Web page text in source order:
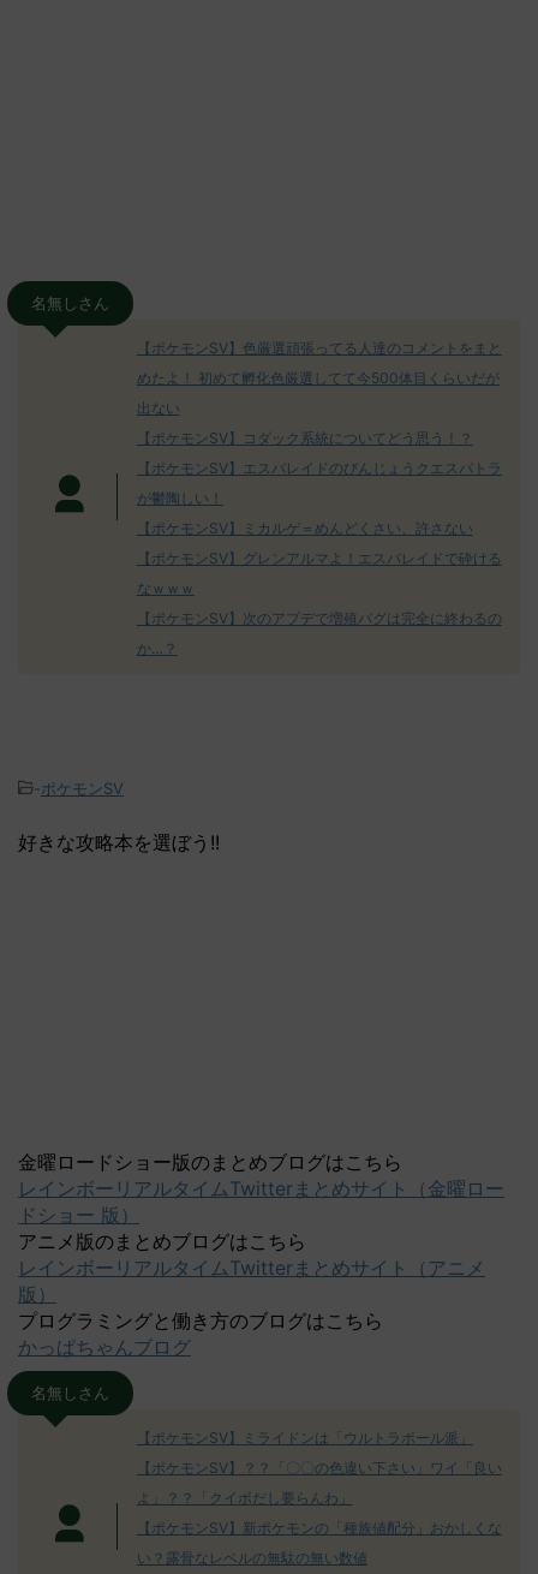
名無しさん
【ポケモンSV】色厳選頑張ってる人達のコメントをまと
めたよ！ 初めて孵化色厳選してて今500体目くらいだが
出ない
【ポケモンSV】コダック系統についてどう思う！？
【ポケモンSV】エスバレイドのびんじょうクエスパトラ
が鬱陶しい！
【ポケモンSV】ミカルゲ＝めんどくさい、許さない
【ポケモンSV】グレンアルマよ！エスバレイドで砕ける
なｗｗｗ
【ポケモンSV】次のアプデで増殖バグは完全に終わるの
か…？
ポケモンSV
好きな攻略本を選ぼう!!
金曜ロードショー版のまとめブログはこちら
レインボーリアルタイムTwitterまとめサイト（金曜ロー
ドショー 版）
アニメ版のまとめブログはこちら
レインボーリアルタイムTwitterまとめサイト（アニメ
版）
プログラミングと働き方のブログはこちら
かっぱちゃんブログ
名無しさん
【ポケモンSV】ミライドンは「ウルトラボール派」
【ポケモンSV】？？「〇〇の色違い下さい」ワイ「良い
よ」？？「クイボだし要らんわ」
【ポケモンSV】新ポケモンの「種族値配分」おかしくな
い？露骨なレベルの無駄の無い数値